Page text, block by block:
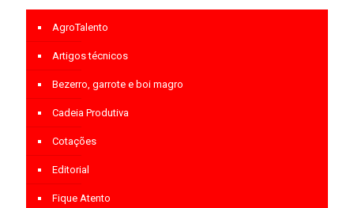
AgroTalento
Artigos técnicos
Bezerro, garrote e boi magro
Cadeia Produtiva
Cotações
Editorial
Fique Atento